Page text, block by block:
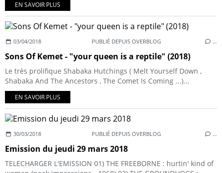
EN SAVOIR PLUS
03/04/2018 PUBLIÉ DEPUIS OVERBLOG …
Sons Of Kemet - "your queen is a reptile" (2018)
Le très prolifique Shabaka Hutchings ( Melt Yourself Down ,
Shabaka And The Ancestors , The Comet Is Coming ...)...
EN SAVOIR PLUS
30/03/2018 PUBLIÉ DEPUIS OVERBLOG …
Emission du jeudi 29 mars 2018
TELECHARGER L'EMISSION 01) THE FREEBORNE : hurtin' kind of